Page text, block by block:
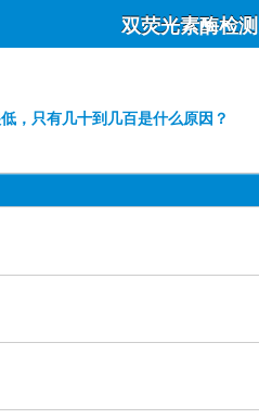
双荧光素酶检测
，只有几十到几百是什么原因？